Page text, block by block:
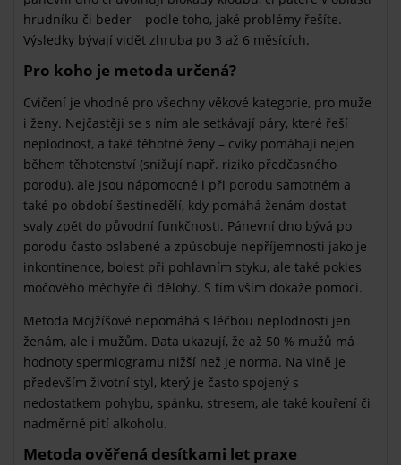
hrudníku či beder – podle toho, jaké problémy řešíte.
Výsledky bývají vidět zhruba po 3 až 6 měsících.
Pro koho je metoda určená?
Cvičení je vhodné pro všechny věkové kategorie, pro muže
i ženy. Nejčastěji se s ním ale setkávají páry, které řeší
neplodnost, a také těhotné ženy – cviky pomáhají nejen
během těhotenství (snižují např. riziko předčasného
porodu), ale jsou nápomocné i při porodu samotném a
také po období šestinedělí, kdy pomáhá ženám dostat
svaly zpět do původní funkčnosti. Pánevní dno bývá po
porodu často oslabené a způsobuje nepříjemnosti jako je
inkontinence, bolest při pohlavním styku, ale také pokles
močového měchýře či dělohy. S tím vším dokáže pomoci.
Metoda Mojžíšové nepomáhá s léčbou neplodnosti jen
ženám, ale i mužům. Data ukazují, že až 50 % mužů má
hodnoty spermiogramu nižší než je norma. Na vině je
především životní styl, který je často spojený s
nedostatkem pohybu, spánku, stresem, ale také kouření či
nadměrné pití alkoholu.
Metoda ověřená desítkami let praxe